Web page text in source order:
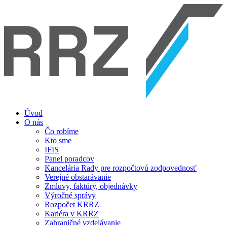
Úvod
O nás
Čo robíme
Kto sme
IFIS
Panel poradcov
Kancelária Rady pre rozpočtovú zodpovednosť
Verejné obstarávanie
Zmluvy, faktúry, objednávky
Výročné správy
Rozpočet KRRZ
Kariéra v KRRZ
Zahraničné vzdelávanie